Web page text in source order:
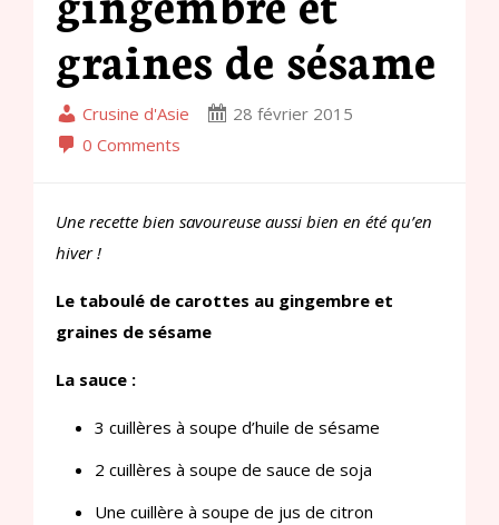
graines de sésame
Crusine d'Asie
28 février 2015
0 Comments
Une recette bien savoureuse aussi bien en été qu’en
hiver !
Le taboulé de carottes au gingembre et
graines de sésame
La sauce :
3 cuillères à soupe d’huile de sésame
2 cuillères à soupe de sauce de soja
Une cuillère à soupe de jus de citron